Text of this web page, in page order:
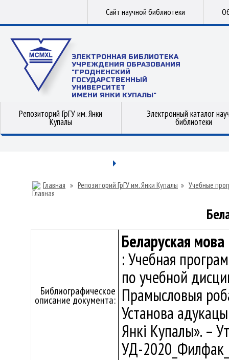
Сайт научной библиотеки
ЭЛЕКТРОННАЯ БИБЛИОТЕКА
УЧРЕЖДЕНИЯ ОБРАЗОВАНИЯ
"ГРОДНЕНСКИЙ
ГОСУДАРСТВЕННЫЙ
УНИВЕРСИТЕТ
ИМЕНИ ЯНКИ КУПАЛЫ"
Репозиторий ГрГУ им. Янки
Купалы
Электронный каталог
библиотеки
Главная » Репозиторий ГрГУ им. Янки Купалы » Учебные
Библиографическое
описание документа:
Беларуская мова
: Учебная
по учебной
Прамысловыя
Установа
Янкі Купалы». –
УД-